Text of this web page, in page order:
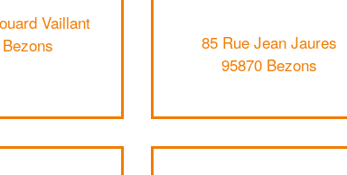
Vaillant
85 Rue Jean Jaures
95870 Bezons